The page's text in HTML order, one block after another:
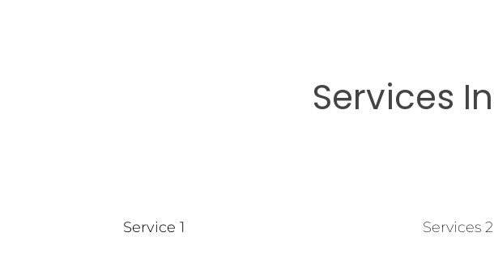
Services
Service 1 Services 2